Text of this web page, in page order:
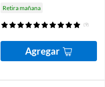
Retira mañana
(9)
Agregar